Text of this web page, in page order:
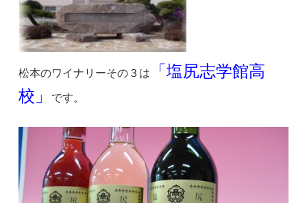
松本のワイナリーその３は
「塩尻志学館高
校」
です。